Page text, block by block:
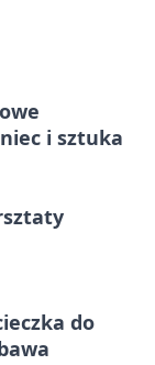
i sztuka
do